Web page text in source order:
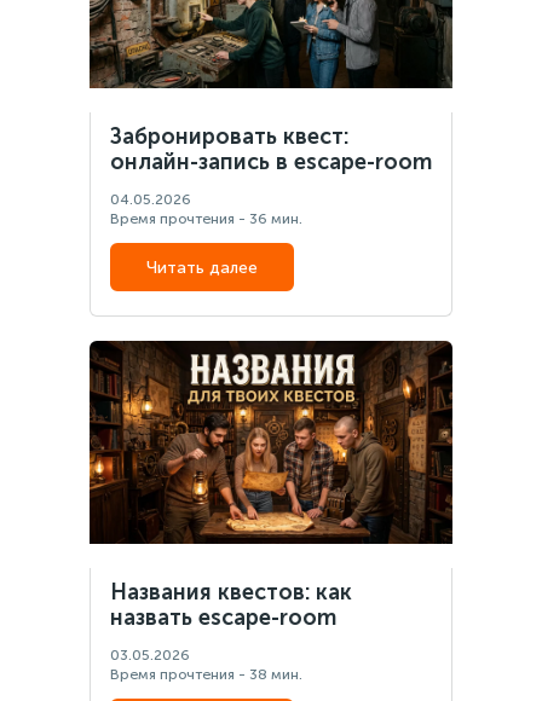
Забронировать квест:
онлайн-запись в escape-room
04.05.2026
Время прочтения - 36 мин.
Читать далее
Названия квестов: как
назвать escape-room
03.05.2026
Время прочтения - 38 мин.